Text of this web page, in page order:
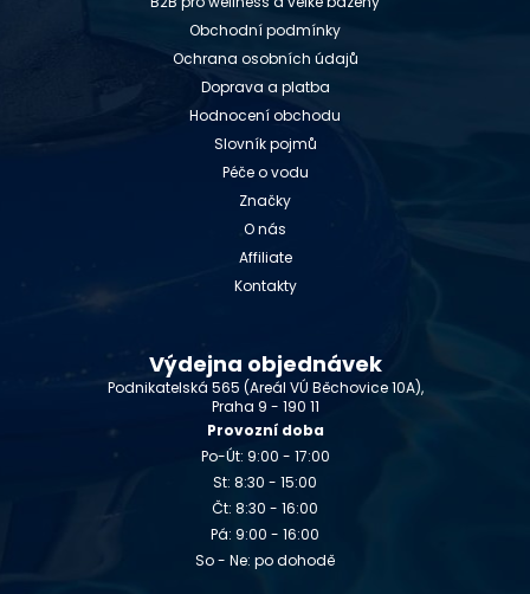
Obchodní podmínky
Ochrana osobních údajů
Doprava a platba
Hodnocení obchodu
Slovník pojmů
Péče o vodu
Značky
O nás
Affiliate
Kontakty
Výdejna objednávek
Podnikatelská 565 (Areál VÚ Běchovice 10A),
Praha 9 - 190 11
Provozní doba
Po-Út: 9:00 - 17:00
St: 8:30 - 15:00
Čt: 8:30 - 16:00
Pá: 9:00 - 16:00
So - Ne: po dohodě